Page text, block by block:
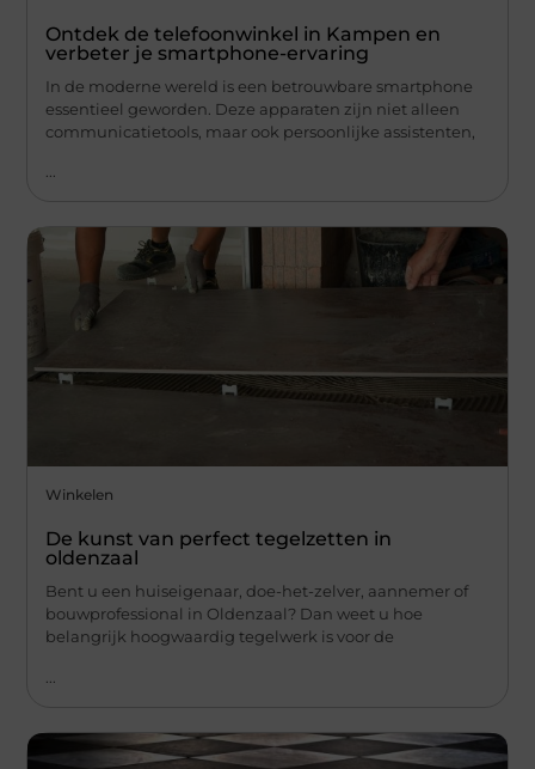
Ontdek de telefoonwinkel in Kampen en
verbeter je smartphone-ervaring
In de moderne wereld is een betrouwbare smartphone
essentieel geworden. Deze apparaten zijn niet alleen
communicatietools, maar ook persoonlijke assistenten,
...
Winkelen
De kunst van perfect tegelzetten in
oldenzaal
Bent u een huiseigenaar, doe-het-zelver, aannemer of
bouwprofessional in Oldenzaal? Dan weet u hoe
belangrijk hoogwaardig tegelwerk is voor de